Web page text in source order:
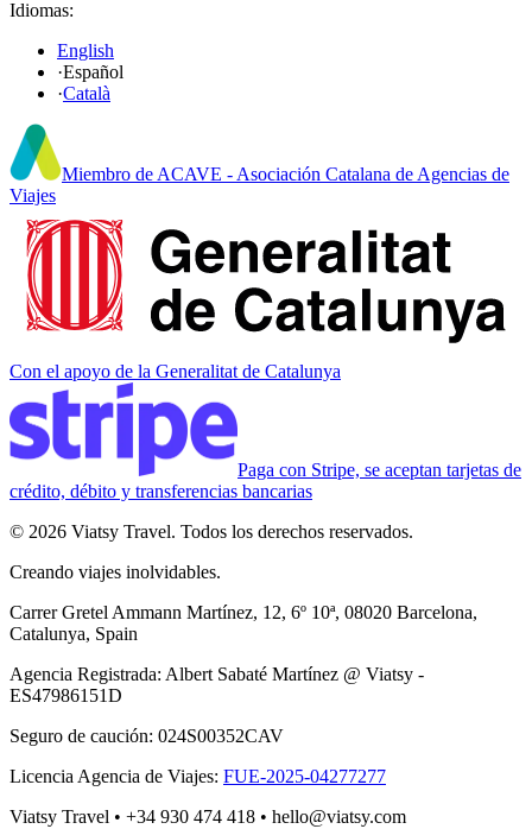
Idiomas:
English
·Español
·Català
Miembro de ACAVE - Asociación Catalana de Agencias de
Viajes
Con el apoyo de la Generalitat de Catalunya
Paga con Stripe, se aceptan tarjetas de
crédito, débito y transferencias bancarias
© 2026 Viatsy Travel. Todos los derechos reservados.
Creando viajes inolvidables.
Carrer Gretel Ammann Martínez, 12, 6º 10ª, 08020 Barcelona,
Catalunya, Spain
Agencia Registrada: Albert Sabaté Martínez @ Viatsy -
ES47986151D
Seguro de caución: 024S00352CAV
Licencia Agencia de Viajes: FUE-2025-04277277
Viatsy Travel • +34 930 474 418 • hello@viatsy.com